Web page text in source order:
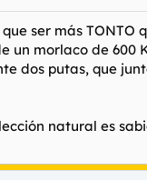
ser más TONTO
un morlaco de 600
dos putas, que
natural es